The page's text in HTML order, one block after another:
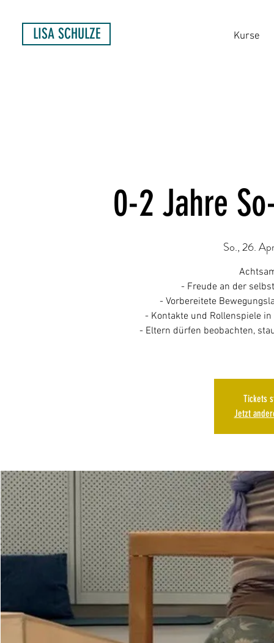
Kurse
LISA SCHULZE
0-2 Jahre
So., 26.
- Freude an der
- Vorbereitete
- Kontakte und Rollenspiele
- Eltern dürfen beobachten,
Tickets
Jetzt